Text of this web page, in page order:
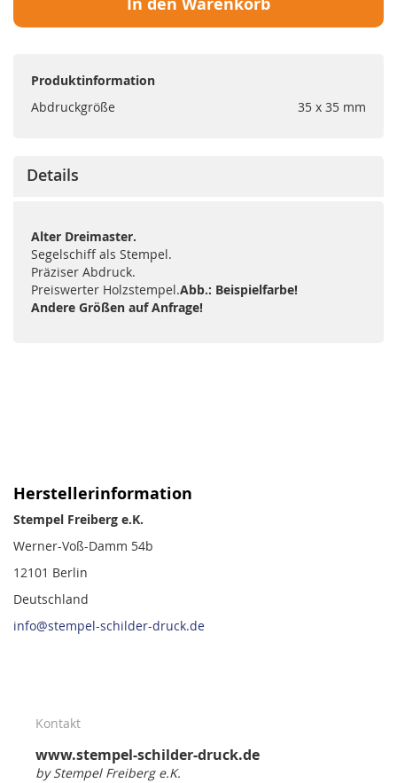
Produktinformation
Abdruckgröße
35 x 35 mm
Details
Alter Dreimaster.
Segelschiff als Stempel.
Präziser Abdruck.
Preiswerter Holzstempel.Abb.: Beispielfarbe!
Andere Größen auf Anfrage!
Herstellerinformation
Stempel Freiberg e.K.
Werner-Voß-Damm 54b
12101 Berlin
Deutschland
info@stempel-schilder-druck.de
Kontakt
www.stempel-schilder-druck.de
by Stempel Freiberg e.K.